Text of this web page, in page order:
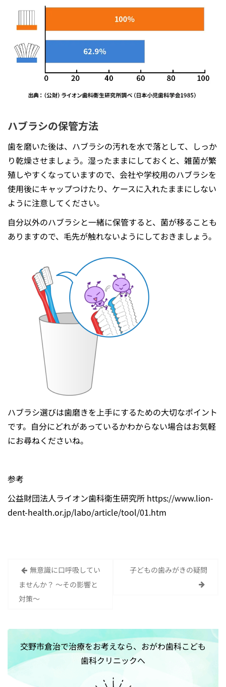
ハブラシの保管方法
歯を磨いた後は、ハブラシの汚れを⽔で落として、しっか
り乾燥させましょう。湿ったままにしておくと、雑菌が繁
殖しやすくなっていますので、会社や学校用のハブラシを
使用後にキャップつけたり、ケースに入れたままにしない
ように注意してください。
自分以外のハブラシと⼀緒に保管すると、菌が移ることも
ありますので、毛先が触れないようにしておきましょう。
ハブラシ選びは⻭磨きを上⼿にするための⼤切なポイント
です。自分にどれがあっているかわからない場合はお気軽
にお尋ねくださいね。
参考
公益財団法⼈ライオン⻭科衛⽣研究所 https://www.lion-
dent-health.or.jp/labo/article/tool/01.htm
投
稿
ナ
ゲ
ー
シ
ョ
無意識に口呼吸してい
ませんか？ ～その影響と
対策～
子どもの歯みがきの疑問
交野市倉治で治療をお考えなら、おがわ歯科こども
歯科クリニックへ